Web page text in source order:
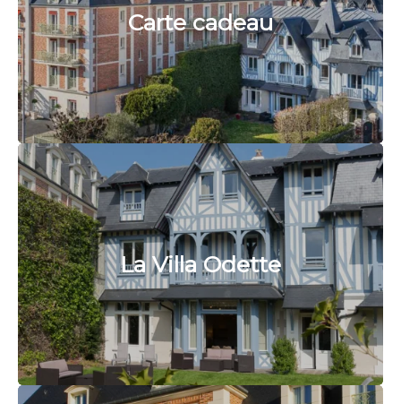
Carte cadeau
La Villa Odette